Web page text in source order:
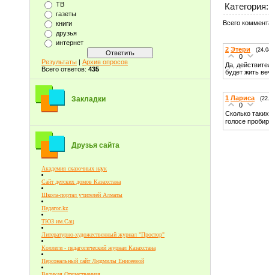
ТВ
газеты
книги
друзья
интернет
Результаты | Архив опросов
Всего ответов: 435
Закладки
Друзья сайта
Академия сказочных наук
Сайт детских домов Казахстана
Школа-портал учителей Алматы
Педагог.kz
ТЮЗ им.Сац
Литературно-художественный журнал "Простор"
Коллеги - педагогический журнал Казахстана
Персональный сайт Людмилы Енисеевой
Категория:
Всего
2 Этери
0
Да,
будет жить
1 Лариса
0
Сколько
голосе